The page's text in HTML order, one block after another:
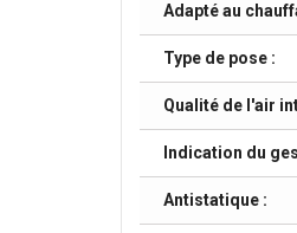
Adapté au
Type de pose :
Qualité de l'air
Indication du
Antistatique :